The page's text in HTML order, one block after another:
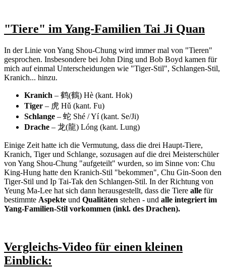
"Tiere" im Yang-Familien Tai Ji Quan
In der Linie von Yang Shou-Chung wird immer mal von "Tieren"
gesprochen. Insbesondere bei John Ding und Bob Boyd kamen für
mich auf einmal Unterscheidungen wie "Tiger-Stil", Schlangen-Stil,
Kranich... hinzu.
Kranich – 鹤(鶴) Hè (kant. Hok)
Tiger – 虎 Hǔ (kant. Fu)
Schlange – 蛇 Shé / Yí (kant. Se/Ji)
Drache – 龙(龍) Lóng (kant. Lung)
Einige Zeit hatte ich die Vermutung, dass die drei Haupt-Tiere,
Kranich, Tiger und Schlange, sozusagen auf die drei Meisterschüler
von Yang Shou-Chung "aufgeteilt" wurden, so im Sinne von: Chu
King-Hung hatte den Kranich-Stil "bekommen", Chu Gin-Soon den
Tiger-Stil und Ip Tai-Tak den Schlangen-Stil. In der Richtung von
Yeung Ma-Lee hat sich dann herausgestellt, dass die Tiere alle für
bestimmte Aspekte und Qualitäten stehen - und alle integriert im
Yang-Familien-Stil vorkommen (inkl. des Drachen).
Vergleichs-Video für einen kleinen
Einblick: